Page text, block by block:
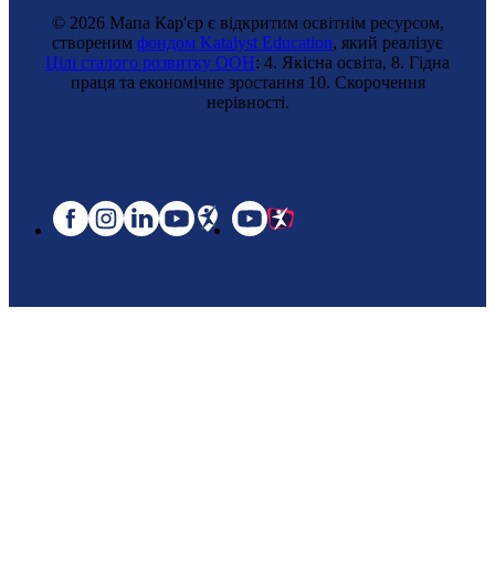
© 2026 Мапа Кар'єр є відкритим освітнім ресурсом,
створеним фондом Katalyst Education, який реалізує
Цілі сталого розвитку ООН: 4. Якісна освіта, 8. Гідна
праця та економічне зростання 10. Cкорочення
нерівності.